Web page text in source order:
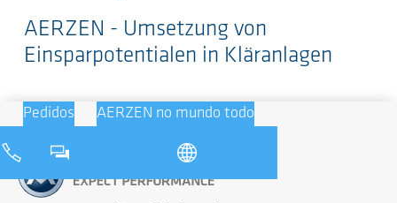
AERZEN - Umsetzung von
Einsparpotentialen in Kläranlagen
Pedidos AERZEN no mundo todo